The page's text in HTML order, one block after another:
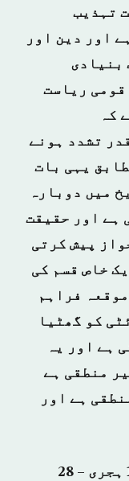
تہذیب
اور دین اور
بنیادی
قومی ریاست
کہ
تشدد ہونے
یہی بات
میں دوبارہ
ہے اور حقیقت
پیش کرتی
خاص قسم کی
فراہم
کو گھٹیا
ہے اور یہ
منطقی ہے
ہے اور
جمعرات – 8 محرم الحرام 1439 ہجری – 28